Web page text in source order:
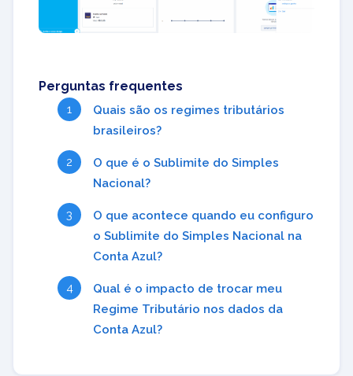
Perguntas frequentes
Quais são os regimes tributários
brasileiros?
O que é o Sublimite do Simples
Nacional?
O que acontece quando eu configuro
o Sublimite do Simples Nacional na
Conta Azul?
Qual é o impacto de trocar meu
Regime Tributário nos dados da
Conta Azul?